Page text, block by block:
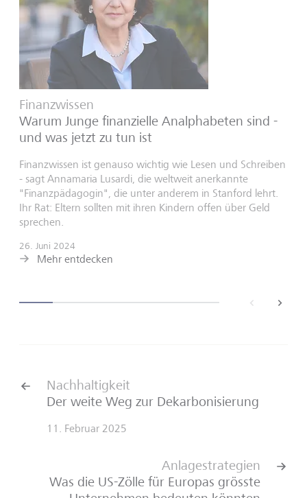
Finanzwissen
Warum Junge finanzielle Analphabeten sind -
und was jetzt zu tun ist
Finanzwissen ist genauso wichtig wie Lesen und Schreiben
- sagt Annamaria Lusardi, die weltweit anerkannte
"Finanzpädagogin", die unter anderem in Stanford lehrt.
Ihr Rat: Eltern sollten mit ihren Kindern offen über Geld
sprechen.
26. Juni 2024
Mehr entdecken
next
Nachhaltigkeit
Der weite Weg zur Dekarbonisierung
11. Februar 2025
Anlagestrategien
Was die US-Zölle für Europas grösste